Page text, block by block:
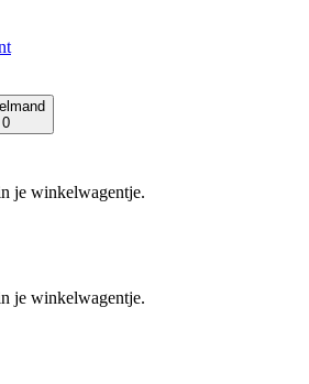
0
je winkelwagentje.
je winkelwagentje.